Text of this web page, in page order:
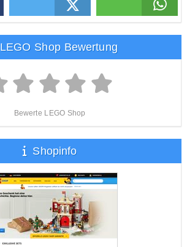
LEGO Shop Bewertung
Bewerte LEGO Shop
Shopinfo